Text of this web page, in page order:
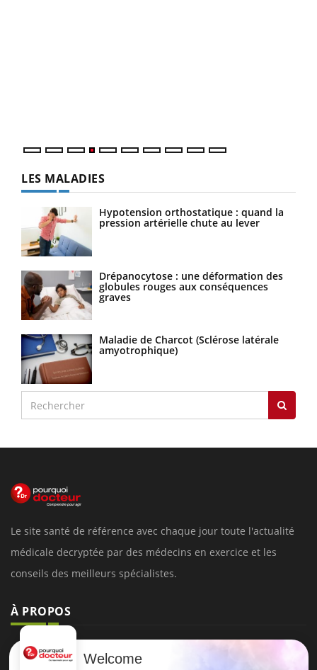
LES MALADIES
Hypotension orthostatique : quand la
pression artérielle chute au lever
Drépanocytose : une déformation des
globules rouges aux conséquences
graves
Maladie de Charcot (Sclérose latérale
amyotrophique)
Le site santé de référence avec chaque jour toute l'actualité
médicale decryptée par des médecins en exercice et les
conseils des meilleurs spécialistes.
À PROPOS
Données personnelles et cookies
Welcome